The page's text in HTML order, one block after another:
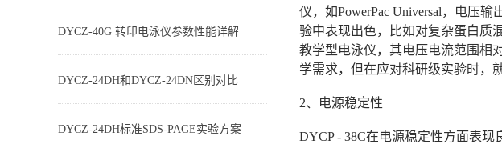
DYCZ-40G 转印电泳仪参数性能详解
DYCZ-24DH和DYCZ-24DN区别对比
DYCZ-24DH标准SDS-PAGE实验方案
仪，如PowerPac Universal，电压
验中表现出色，比如对复杂蛋白质
教学型电泳仪，其电压电流范围相
学需求，但在应对科研级实验时，
2、电源稳定性
DYCP - 38C在电源稳定性方面表